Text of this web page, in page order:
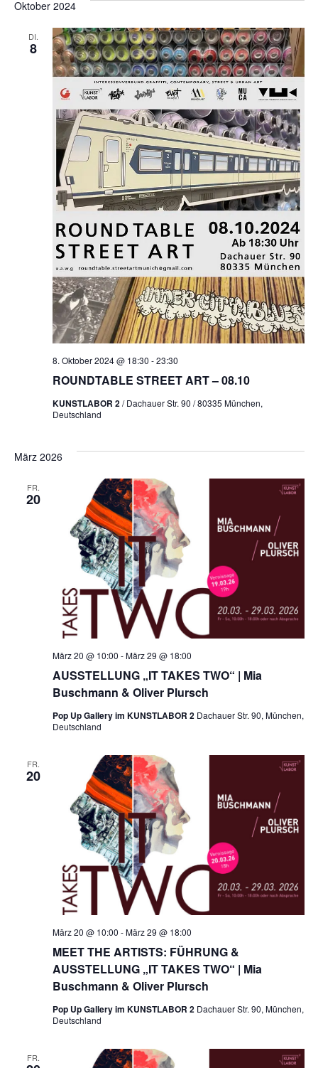
Oktober 2024
DI.
8
ROUNDTABLE STREET ART – 08.10
8. Oktober 2024 @ 18:30 -23:30
KUNSTLABOR 2/ Dachauer Str. 90 / 80335 München,
Deutschland
März 2026
FR.
20
AUSSTELLUNG „IT TAKES TWO“ | Mia
Buschmann & Oliver Plursch
März 20 @ 10:00 -März 29 @ 18:00
Pop Up Gallery im KUNSTLABOR 2 Dachauer Str. 90, München,
Deutschland
FR.
20
MEET THE ARTISTS: FÜHRUNG &
AUSSTELLUNG „IT TAKES TWO“ | Mia
Buschmann & Oliver Plursch
März 20 @ 10:00 -März 29 @ 18:00
Pop Up Gallery im KUNSTLABOR 2 Dachauer Str. 90, München,
Deutschland
FR.